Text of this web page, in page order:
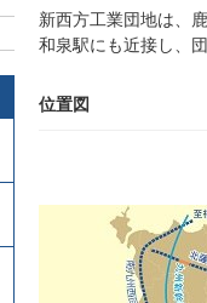
新西方工業団地は、
和泉駅にも近接し、
位置図